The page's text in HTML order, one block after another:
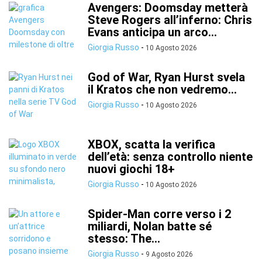
Avengers: Doomsday metterà
Steve Rogers all’inferno: Chris
Evans anticipa un arco...
Giorgia Russo - 10 Agosto 2026
God of War, Ryan Hurst svela
il Kratos che non vedremo...
Giorgia Russo - 10 Agosto 2026
XBOX, scatta la verifica
dell’età: senza controllo niente
nuovi giochi 18+
Giorgia Russo - 10 Agosto 2026
Spider-Man corre verso i 2
miliardi, Nolan batte sé
stesso: The...
Giorgia Russo - 9 Agosto 2026